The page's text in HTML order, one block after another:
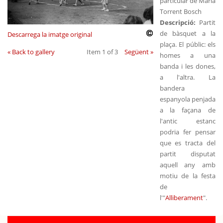
Descarrega la imatge original
« Back to gallery
Item 1 of 3 Següent »
Torrent Bosch
Descripció: Partit
de bàsquet a la
plaça. El públic: els
homes a una
banda i les dones,
a l'altra. La
bandera
espanyola penjada
a la façana de
l'antic estanc
podria fer pensar
que es tracta del
partit disputat
aquell any amb
motiu de la festa
de
l'"Alliberament".